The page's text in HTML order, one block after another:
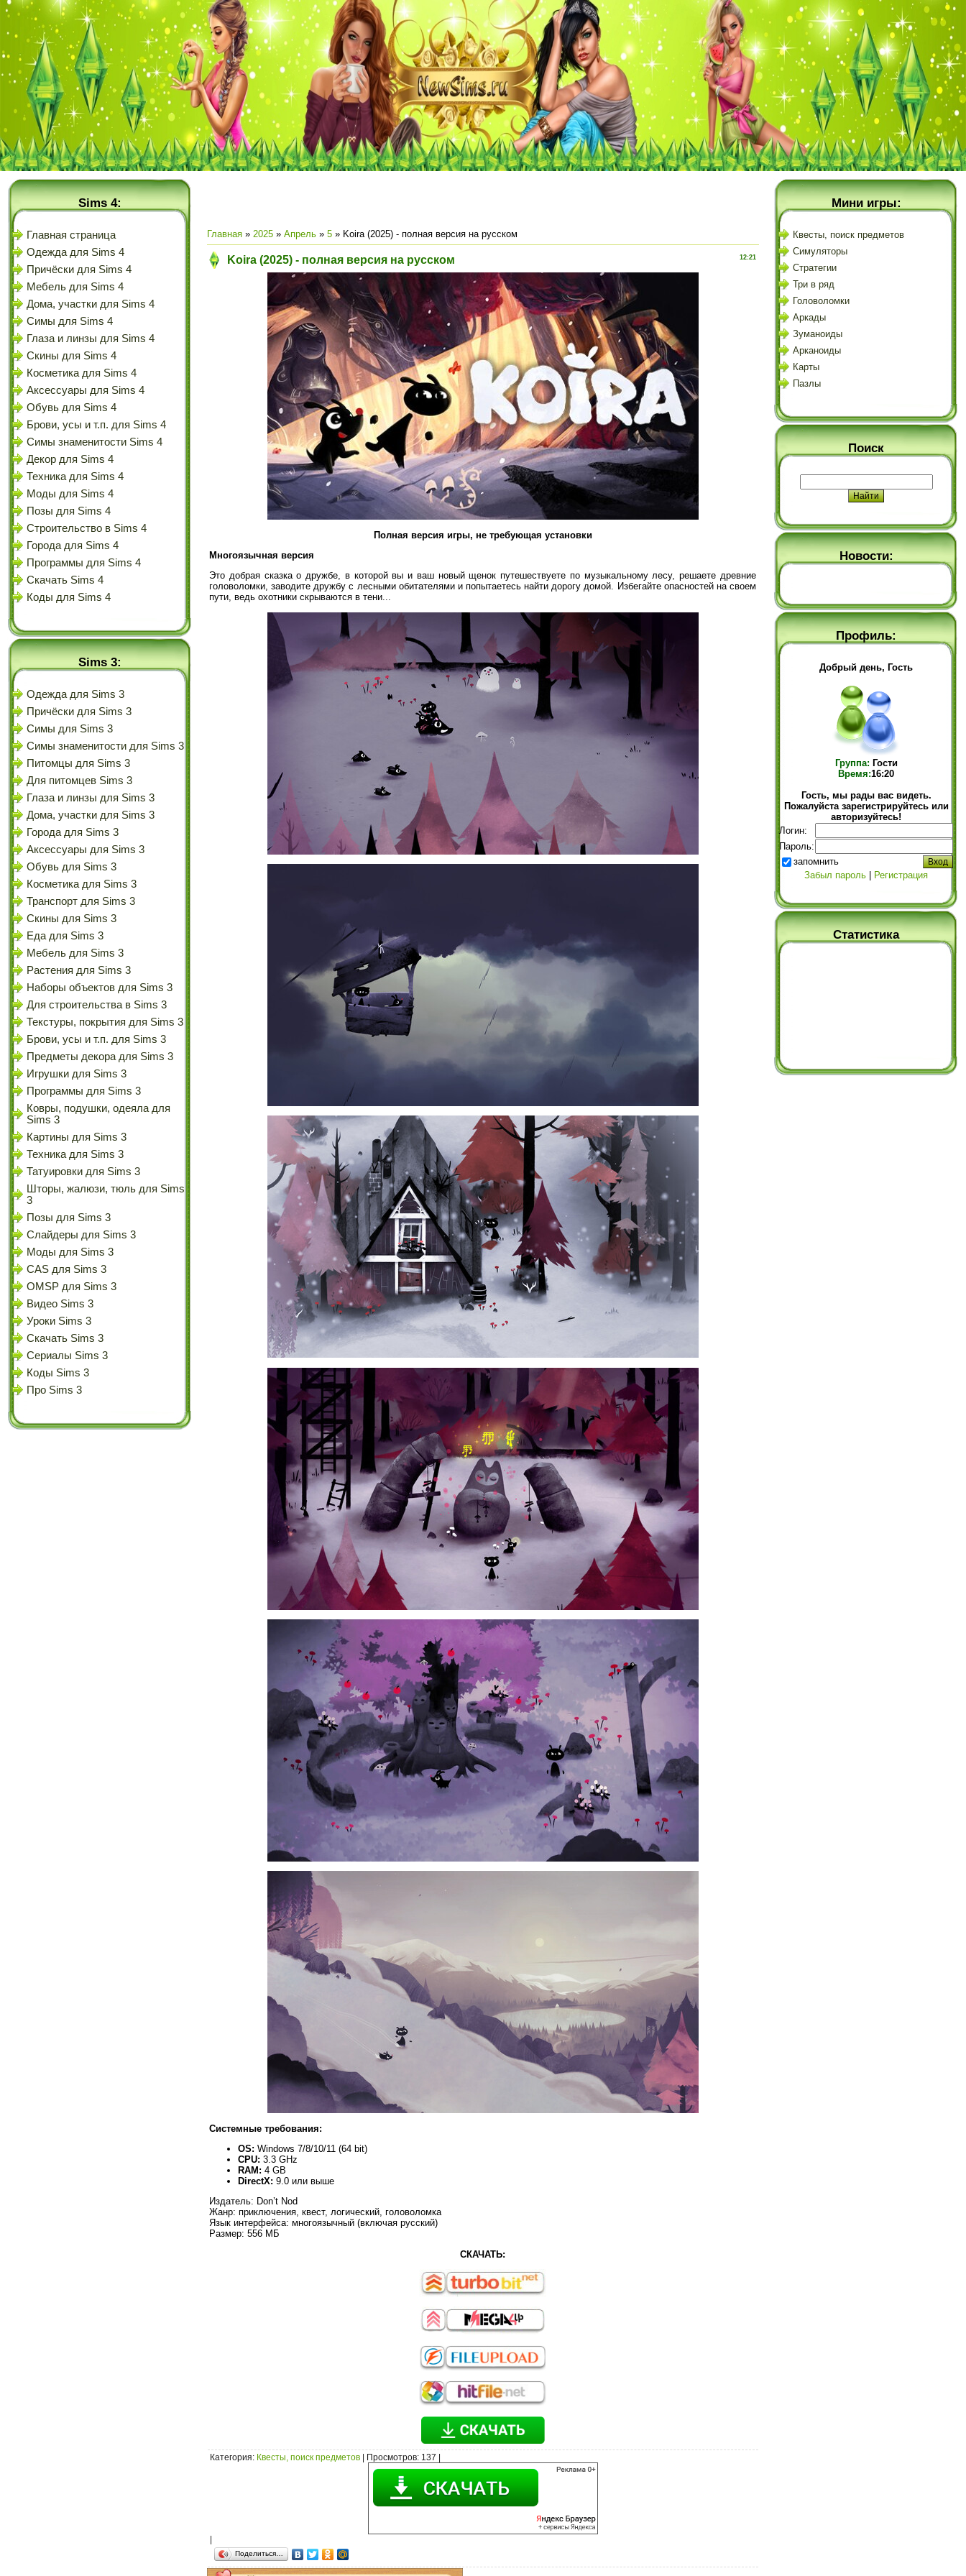
Sims 4:
Главная страница
Одежда для Sims 4
Причёски для Sims 4
Мебель для Sims 4
Дома, участки для Sims 4
Симы для Sims 4
Глаза и линзы для Sims 4
Скины для Sims 4
Косметика для Sims 4
Аксессуары для Sims 4
Обувь для Sims 4
Брови, усы и т.п. для Sims 4
Симы знаменитости Sims 4
Декор для Sims 4
Техника для Sims 4
Моды для Sims 4
Позы для Sims 4
Строительство в Sims 4
Города для Sims 4
Программы для Sims 4
Скачать Sims 4
Коды для Sims 4
Sims 3:
Одежда для Sims 3
Причёски для Sims 3
Симы для Sims 3
Симы знаменитости для Sims 3
Питомцы для Sims 3
Для питомцев Sims 3
Глаза и линзы для Sims 3
Дома, участки для Sims 3
Города для Sims 3
Аксессуары для Sims 3
Обувь для Sims 3
Косметика для Sims 3
Транспорт для Sims 3
Скины для Sims 3
Еда для Sims 3
Мебель для Sims 3
Растения для Sims 3
Наборы объектов для Sims 3
Для строительства в Sims 3
Текстуры, покрытия для Sims 3
Брови, усы и т.п. для Sims 3
Предметы декора для Sims 3
Игрушки для Sims 3
Программы для Sims 3
Ковры, подушки, одеяла для
Sims 3
Картины для Sims 3
Техника для Sims 3
Татуировки для Sims 3
Шторы, жалюзи, тюль для Sims
3
Позы для Sims 3
Слайдеры для Sims 3
Моды для Sims 3
CAS для Sims 3
OMSP для Sims 3
Видео Sims 3
Уроки Sims 3
Скачать Sims 3
Сериалы Sims 3
Коды Sims 3
Про Sims 3
Главная » 2025 » Апрель » 5 » Koira (2025) - полная версия на русском
12:21
Koira (2025) - полная версия на русском
Полная версия игры, не требующая установки
Многоязычная версия
Это добрая сказка о дружбе, в которой вы и ваш новый щенок путешествуете по музыкальному лесу, решаете древние
головоломки, заводите дружбу с лесными обитателями и попытаетесь найти дорогу домой. Избегайте опасностей на своем
пути, ведь охотники скрываются в тени...
Системные требования:
OS: Windows 7/8/10/11 (64 bit)
CPU: 3.3 GHz
RAM: 4 GB
DirectX: 9.0 или выше
Издатель: Don’t Nod
Жанр: приключения, квест, логический, головоломка
Язык интерфейса: многоязычный (включая русский)
Размер: 556 МБ
СКАЧАТЬ:
Категория: Квесты, поиск предметов Просмотров: 137 |
Поделиться…
Мини игры:
Квесты, поиск предметов
Симуляторы
Стратегии
Три в ряд
Головоломки
Аркады
Зуманоиды
Арканоиды
Карты
Пазлы
Поиск
Новости:
Профиль:
Добрый день, Гость
Группа: Гости
Время:16:20
Гость, мы рады вас видеть.
Пожалуйста зарегистрируйтесь или
авторизуйтесь!
Логин:
Пароль:
запомнить
Забыл пароль
Регистрация
Статистика